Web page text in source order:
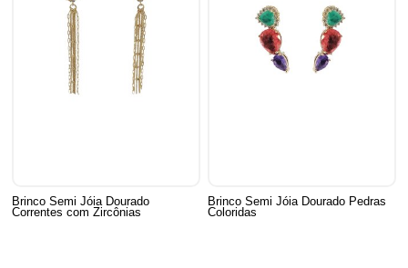
Brinco Semi Jóia Dourado
Correntes com Zircônias
Brinco Semi Jóia Dourado Pedras
Coloridas